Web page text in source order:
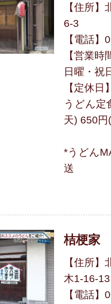
【住所
6-3
【電話
【営業
日曜・祝
【定休日
うどん定
天) 650円
*うどん
送
桔梗家
【住所
木1-16-13
【電話